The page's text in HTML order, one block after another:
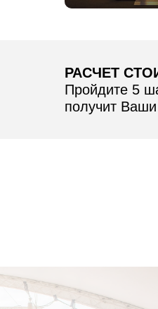
РАСЧЕТ
Пройдите 5
получит Ваши